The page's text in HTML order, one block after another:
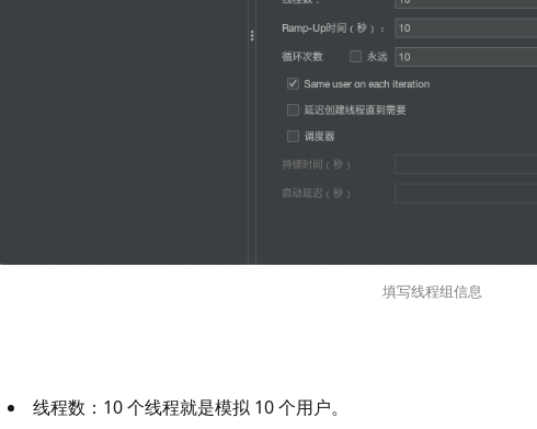
填写线程组信息
线程数：10 个线程就是模拟 10 个用户。